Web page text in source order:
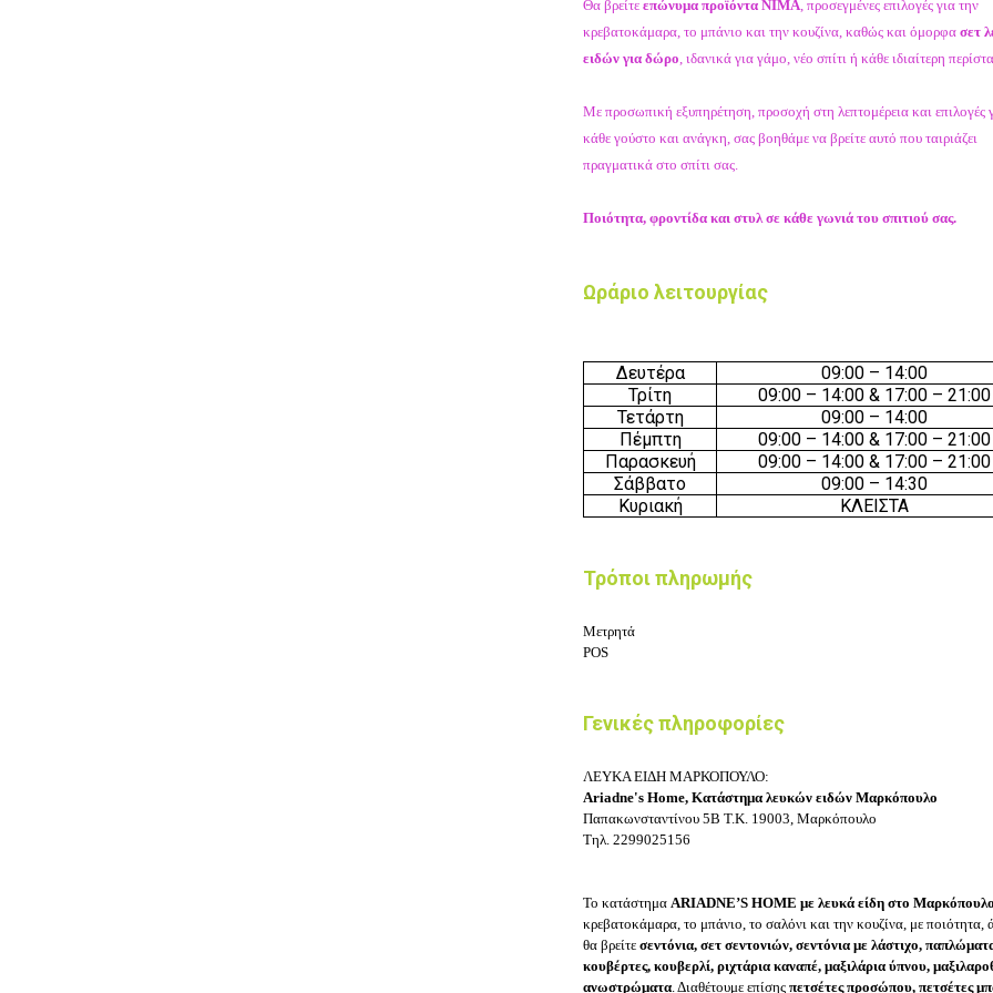
Θα βρείτε επώνυμα προϊόντα NIMA , προσεγμένες επιλογές για την
κρεβατοκάμαρα, το μπάνιο και την κουζίνα, καθώς και όμορφα σετ
ειδών για δώρο , ιδανικά για γάμο, νέο σπίτι ή κάθε ιδιαίτερη
Με προσωπική εξυπηρέτηση, προσοχή στη λεπτομέρεια και επιλογές
κάθε γούστο και ανάγκη, σας βοηθάμε να βρείτε αυτό που ταιριάζει
πραγματικά στο σπίτι σας.
Ποιότητα, φροντίδα και στυλ σε κάθε γωνιά του σπιτιού σας.
Ωράριο λειτουργίας
Δευτέρα
09:00 – 14:00
Τρίτη
09:00 – 14:00 & 17:00 – 21:00
Τετάρτη
09:00 – 14:00
Πέμπτη
09:00 – 14:00 & 17:00 – 21:00
Παρασκευή
09:00 – 14:00 & 17:00 – 21:00
Σάββατο
09:00 – 14:30
Κυριακή
ΚΛΕΙΣΤΑ
Τρόποι πληρωμής
Μετρητά
POS
Γενικές πληροφορίες
ΛΕΥΚΑ ΕΙΔΗ ΜΑΡΚΟΠΟΥΛΟ:
Ariadne's Home, Κατάστημα λευκών ειδών Μαρκόπουλο
Παπακωνσταντίνου 5Β Τ.Κ. 19003, Μαρκόπουλο
Τηλ. 2299025156
Το κατάστημα ARIADNE’S HOME με λευκά είδη στο Μαρκόπουλο
κρεβατοκάμαρα, το μπάνιο, το σαλόνι και την κουζίνα, με
θα βρείτε σεντόνια, σετ σεντονιών, σεντόνια με λάστιχο,
κουβέρτες, κουβερλί, ριχτάρια καναπέ, μαξιλάρια ύπνου,
ανωστρώματα . Διαθέτουμε επίσης πετσέτες προσώπου, πετσέτες